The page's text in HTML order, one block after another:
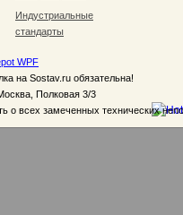
Индустриальные
стандарты
WPF
на Sostav.ru обязательна!
Полковая 3/3
о всех замеченных технических